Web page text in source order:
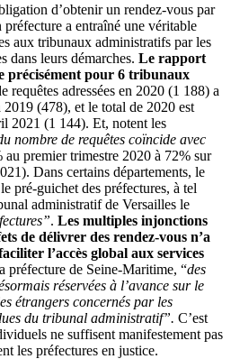
d’obtenir un rendez-vous par
préfecture a entraîné une véritable
aux tribunaux administratifs par les
dans leurs démarches. Le rapport
précisément pour 6 tribunaux
requêtes adressées en 2020 (1 188) a
(478), et le total de 2020 est
2021 (1 144). Et, notent les
nombre de requêtes coïncide avec
au premier trimestre 2020 à 72% sur
Dans certains départements, le
pré-guichet des préfectures, à tel
administratif de Versailles le
. Les multiples injonctions
de délivrer des rendez-vous n’a
l’accès global aux services
préfecture de Seine-Maritime, “des
réservées à l’avance sur le
étrangers concernés par les
du tribunal administratif”. C’est
ne suffisent manifestement pas
les préfectures en justice.